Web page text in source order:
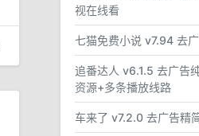
视在线看
七猫免费小说 v7.94 去
追番达人 v6.1.5 去广告
资源+多条播放线路
车来了 v7.2.0 去广告精